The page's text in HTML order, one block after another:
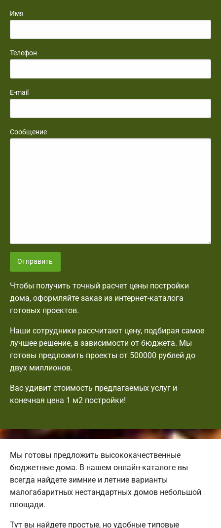
Имя
Телефон
E-mail
Сообщение
Отправить
Чтобы получить точный расчет цены постройки
дома, оформляйте заказ из интернет-каталога
готовых проектов.
Наши сотрудники рассчитают цену, подбирая самое
лучшее решение, в зависимости от бюджета. Мы
готовы предложить проекты от 500000 рублей до
двух миллионов.
Вас удивит стоимость предлагаемых услуг и
конечная цена 1 м2 постройки!
Мы готовы предложить высококачественные
бюджетные дома. В нашем онлайн-каталоге вы
всегда найдете зимние и летние варианты
малогабаритных нестандартных домов небольшой
площади.
Тут вы найдете простые, но удобные типовые